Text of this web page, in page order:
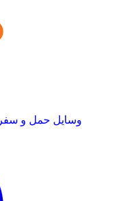
وسایل حمل و سفر